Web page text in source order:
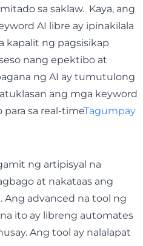
sa saklaw. Kaya, ang
AI libre ay ipinakilala
kapalit ng pagsisikap
nang epektibo at
ng AI ay tumutulong
ang mga keyword
sa real-timeTagumpay
ng artipisyal na
at nakataas ang
Ang advanced na tool ng
ito ay libreng automates
Ang tool ay nalalapat